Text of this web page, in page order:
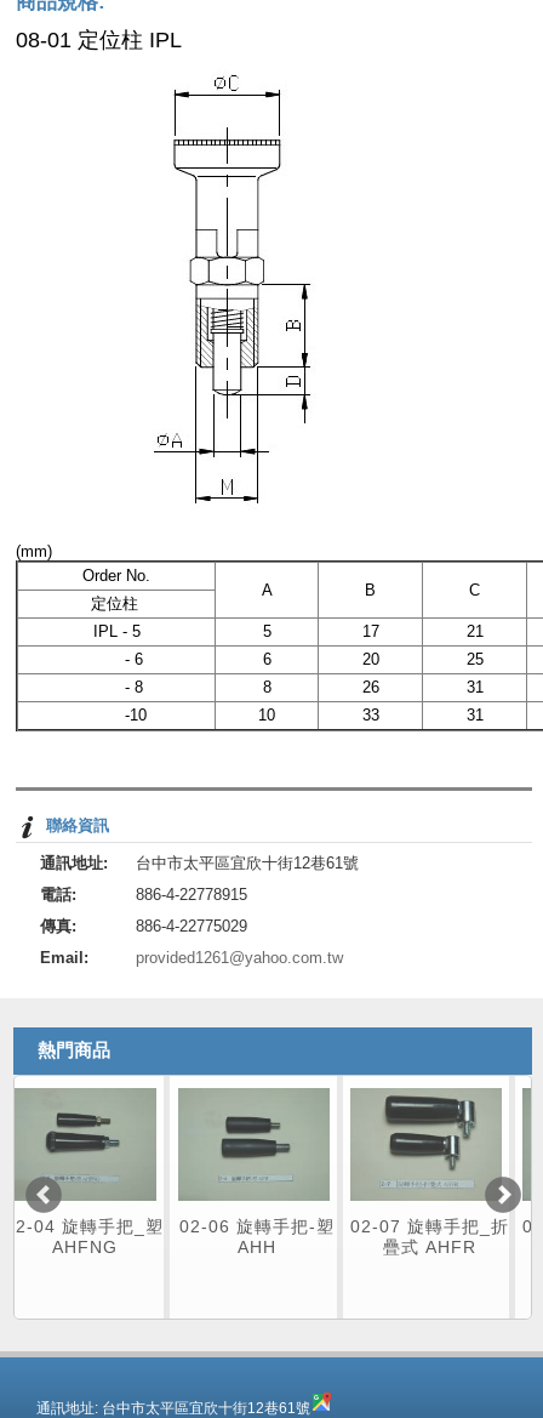
08-01 定位柱 IPL
(mm)
Order No.
A
B C
定位柱
IPL- 5 5 17
21
- 6
6 20
25
- 8
8 26
31
-10
10 33 31
聯絡資訊
通訊地址:
台中市太平區宜欣十街12巷61號
電話:
886-4-22778915
傳真:
886-4-22775029
Email:
provided1261@yahoo.com.tw
熱門商品
把_塑
02-06 旋轉手把-塑
02-07 旋轉手把_折
03-01 旋鈕_
通訊地址: 台中市太平區宜欣十街12巷61號